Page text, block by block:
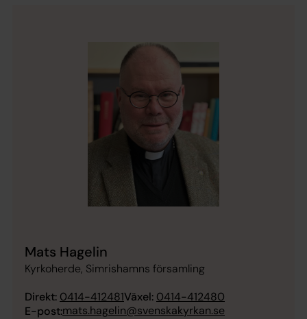
Mats Hagelin
Kyrkoherde, Simrishamns församling
Direkt: 0414-412481Växel: 0414-412480
E-post:mats.hagelin@svenskakyrkan.se